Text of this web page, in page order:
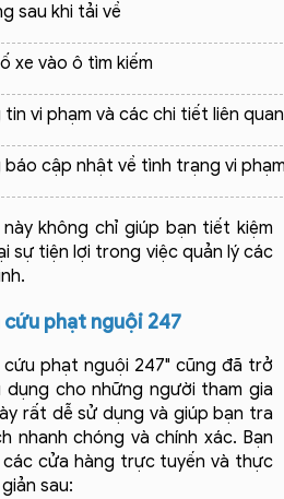
sau khi tải về
xe vào ô tìm kiếm
vi phạm và các chi tiết liên quan
báo cập nhật về tình trạng vi
không chỉ giúp bạn tiết kiệm
sự tiện lợi trong việc quản lý các
phạt nguội 247
cứu phạt nguội 247" cũng đã trở
cho những người tham gia
rất dễ sử dụng và giúp bạn tra
nhanh chóng và chính xác. Bạn
cửa hàng trực tuyến và thực
sau: